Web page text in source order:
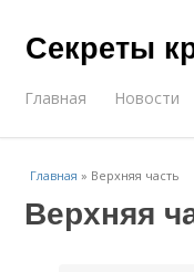
Секреты
Главная Новости
Главная » Верхняя часть
Верхняя